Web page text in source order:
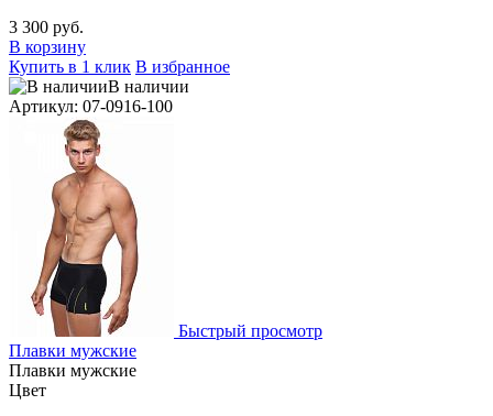
3 300 руб.
В корзину
Купить в 1 клик В избранное
В наличии
Артикул: 07-0916-100
Быстрый просмотр
Плавки мужские
Плавки мужские
Цвет